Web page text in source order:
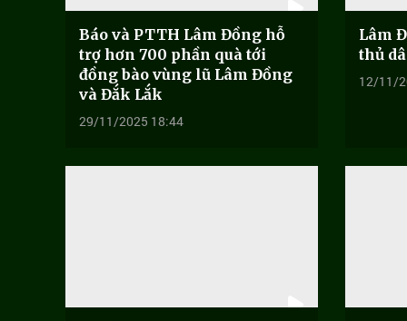
Báo và PTTH Lâm Đồng hỗ
trợ hơn 700 phần quà tới
đồng bào vùng lũ Lâm Đồng
và Đắk Lắk
29/11/2025 18:44
Lâm
thủ
12/11/